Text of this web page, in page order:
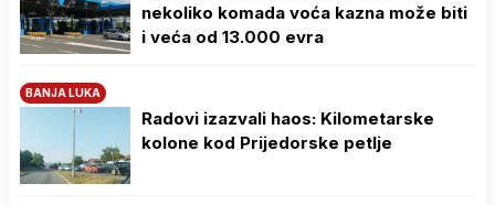
nekoliko komada voća kazna može biti
i veća od 13.000 evra
BANJA LUKA
Radovi izazvali haos: Kilometarske
kolone kod Prijedorske petlje